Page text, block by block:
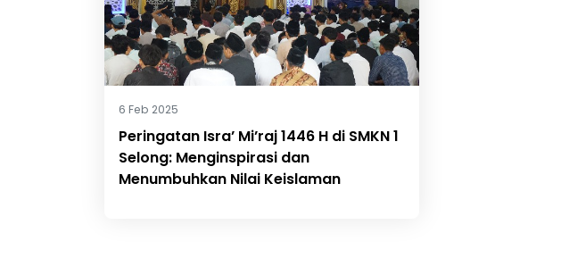
6 Feb 2025
Peringatan Isra’ Mi’raj 1446 H di SMKN 1
Selong: Menginspirasi dan
Menumbuhkan Nilai Keislaman